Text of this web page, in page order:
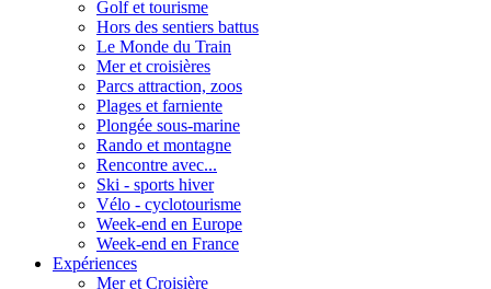
Golf et tourisme
Hors des sentiers battus
Le Monde du Train
Mer et croisières
Parcs attraction, zoos
Plages et farniente
Plongée sous-marine
Rando et montagne
Rencontre avec...
Ski - sports hiver
Vélo - cyclotourisme
Week-end en Europe
Week-end en France
Expériences
Mer et Croisière